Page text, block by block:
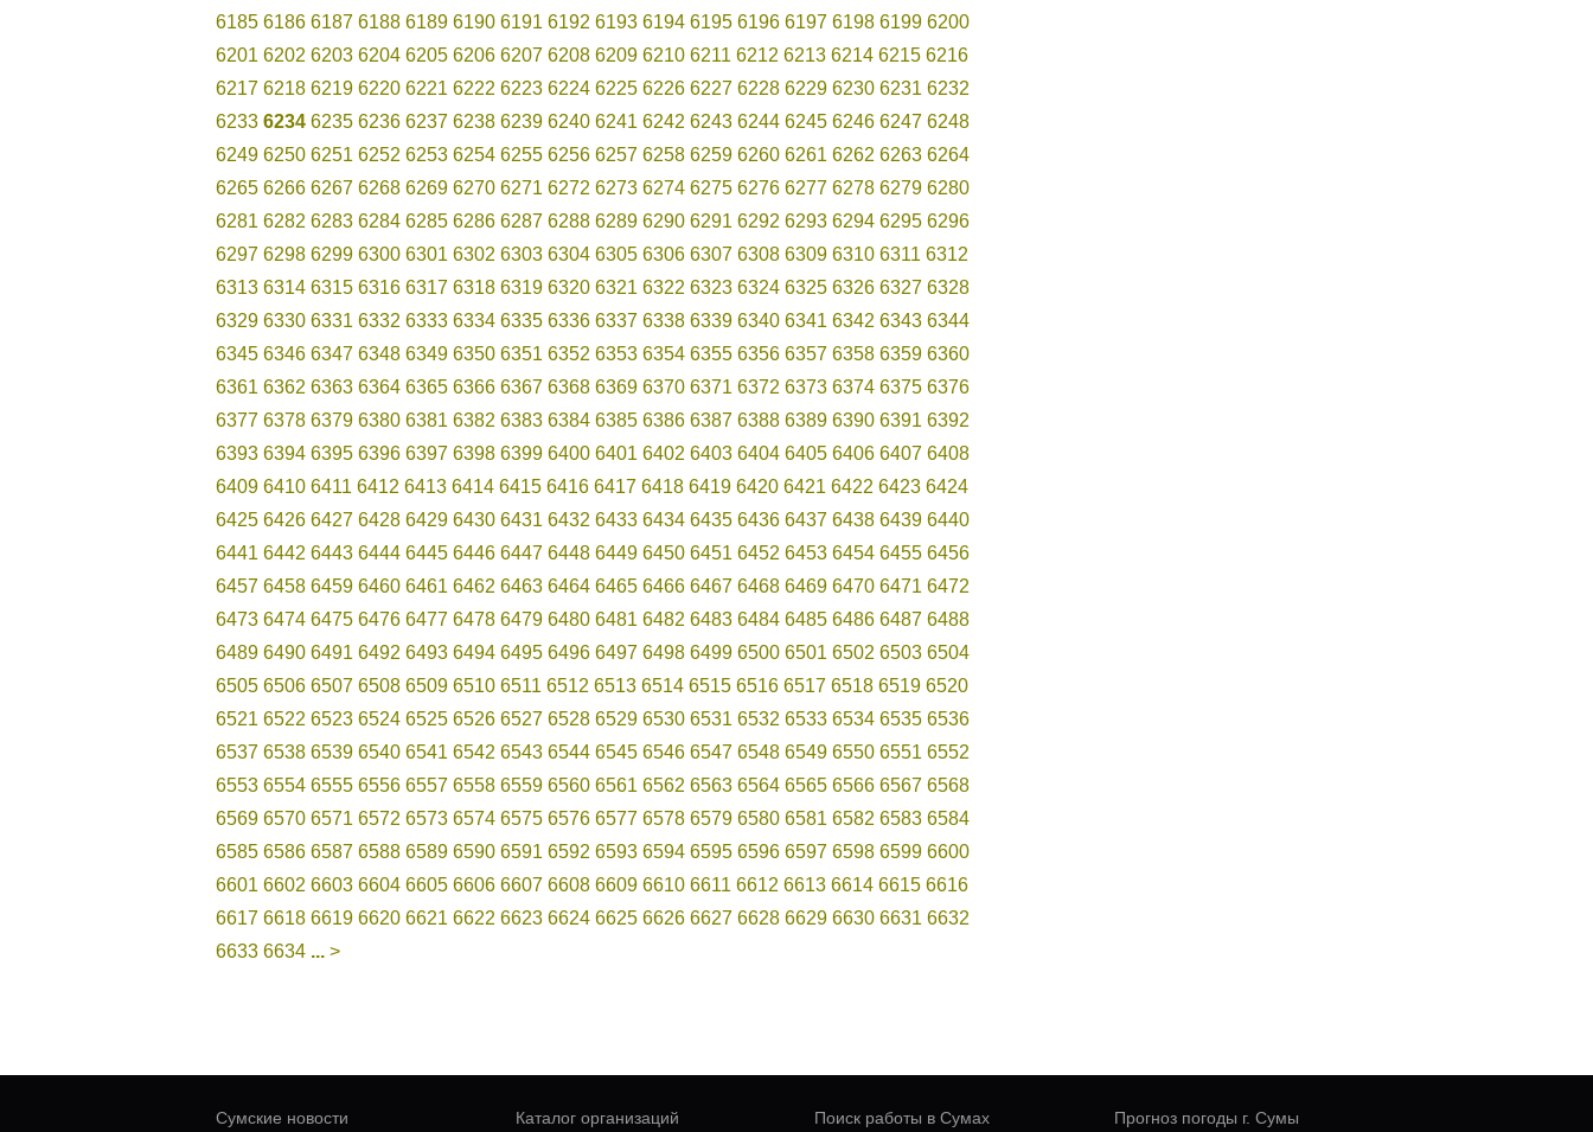
6185 6186 6187 6188 6189 6190 6191 6192 6193 6194 6195 6196 6197 6198 6199 6200
6201 6202 6203 6204 6205 6206 6207 6208 6209 6210 6211 6212 6213 6214 6215 6216
6217 6218 6219 6220 6221 6222 6223 6224 6225 6226 6227 6228 6229 6230 6231 6232
6233 6234 6235 6236 6237 6238 6239 6240 6241 6242 6243 6244 6245 6246 6247 6248
6249 6250 6251 6252 6253 6254 6255 6256 6257 6258 6259 6260 6261 6262 6263 6264
6265 6266 6267 6268 6269 6270 6271 6272 6273 6274 6275 6276 6277 6278 6279 6280
6281 6282 6283 6284 6285 6286 6287 6288 6289 6290 6291 6292 6293 6294 6295 6296
6297 6298 6299 6300 6301 6302 6303 6304 6305 6306 6307 6308 6309 6310 6311 6312
6313 6314 6315 6316 6317 6318 6319 6320 6321 6322 6323 6324 6325 6326 6327 6328
6329 6330 6331 6332 6333 6334 6335 6336 6337 6338 6339 6340 6341 6342 6343 6344
6345 6346 6347 6348 6349 6350 6351 6352 6353 6354 6355 6356 6357 6358 6359 6360
6361 6362 6363 6364 6365 6366 6367 6368 6369 6370 6371 6372 6373 6374 6375 6376
6377 6378 6379 6380 6381 6382 6383 6384 6385 6386 6387 6388 6389 6390 6391 6392
6393 6394 6395 6396 6397 6398 6399 6400 6401 6402 6403 6404 6405 6406 6407 6408
6409 6410 6411 6412 6413 6414 6415 6416 6417 6418 6419 6420 6421 6422 6423 6424
6425 6426 6427 6428 6429 6430 6431 6432 6433 6434 6435 6436 6437 6438 6439 6440
6441 6442 6443 6444 6445 6446 6447 6448 6449 6450 6451 6452 6453 6454 6455 6456
6457 6458 6459 6460 6461 6462 6463 6464 6465 6466 6467 6468 6469 6470 6471 6472
6473 6474 6475 6476 6477 6478 6479 6480 6481 6482 6483 6484 6485 6486 6487 6488
6489 6490 6491 6492 6493 6494 6495 6496 6497 6498 6499 6500 6501 6502 6503 6504
6505 6506 6507 6508 6509 6510 6511 6512 6513 6514 6515 6516 6517 6518 6519 6520
6521 6522 6523 6524 6525 6526 6527 6528 6529 6530 6531 6532 6533 6534 6535 6536
6537 6538 6539 6540 6541 6542 6543 6544 6545 6546 6547 6548 6549 6550 6551 6552
6553 6554 6555 6556 6557 6558 6559 6560 6561 6562 6563 6564 6565 6566 6567 6568
6569 6570 6571 6572 6573 6574 6575 6576 6577 6578 6579 6580 6581 6582 6583 6584
6585 6586 6587 6588 6589 6590 6591 6592 6593 6594 6595 6596 6597 6598 6599 6600
6601 6602 6603 6604 6605 6606 6607 6608 6609 6610 6611 6612 6613 6614 6615 6616
6617 6618 6619 6620 6621 6622 6623 6624 6625 6626 6627 6628 6629 6630 6631 6632
6633 6634 ... >
Сумские новости Каталог организаций Поиск работы в Сумах Прогноз погоды г. Сумы